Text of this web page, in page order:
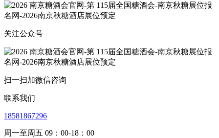
关注公众号
扫一扫加微信咨询
联系我们
18581867296
周一至周五 09：00-18：00